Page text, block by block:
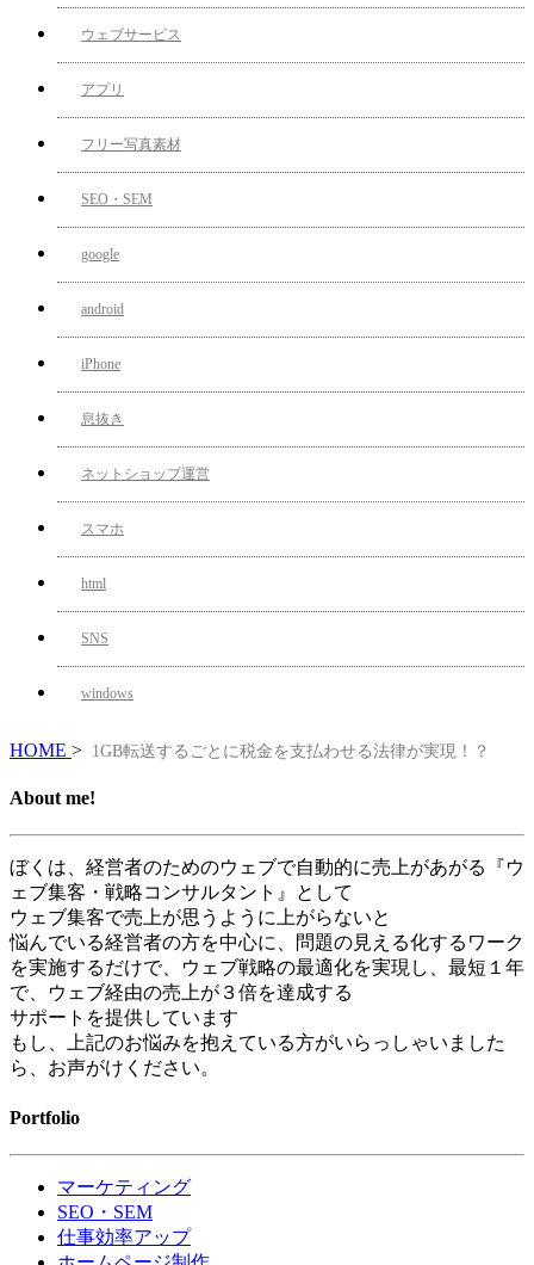
ウェブサービス
アプリ
フリー写真素材
SEO・SEM
google
android
iPhone
息抜き
ネットショップ運営
スマホ
html
SNS
windows
HOME > 1GB転送するごとに税金を支払わせる法律が実現！？
About me!
ぼくは、経営者のためのウェブで自動的に売上があがる『ウ
ェブ集客・戦略コンサルタント』として
ウェブ集客で売上が思うように上がらないと
悩んでいる経営者の方を中心に、問題の見える化するワーク
を実施するだけで、ウェブ戦略の最適化を実現し、最短１年
で、ウェブ経由の売上が３倍を達成する
サポートを提供しています
もし、上記のお悩みを抱えている方がいらっしゃいました
ら、お声がけください。
Portfolio
マーケティング
SEO・SEM
仕事効率アップ